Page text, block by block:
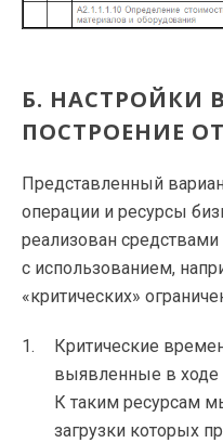
Б. НАСТРОЙКИ
ПОСТРОЕНИЕ
Представленный
операции и ресурсы
реализован
с использованием,
«критических»
Критические
выявленные в ходе
К таким ресурсам
загрузки которых